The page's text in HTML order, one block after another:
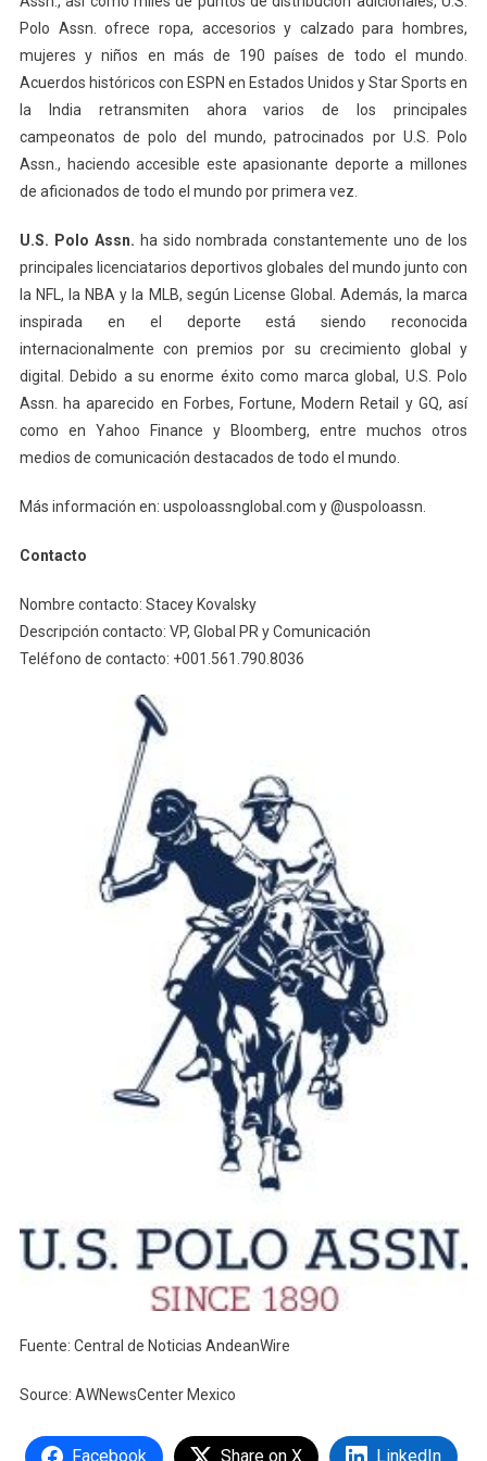
Polo Assn. ofrece ropa, accesorios y calzado para hombres,
mujeres y niños en más de 190 países de todo el mundo.
Acuerdos históricos con ESPN en Estados Unidos y Star Sports en
la India retransmiten ahora varios de los principales
campeonatos de polo del mundo, patrocinados por U.S. Polo
Assn., haciendo accesible este apasionante deporte a millones
de aficionados de todo el mundo por primera vez.
U.S. Polo Assn. ha sido nombrada constantemente uno de los
principales licenciatarios deportivos globales del mundo junto con
la NFL, la NBA y la MLB, según License Global. Además, la marca
inspirada en el deporte está siendo reconocida
internacionalmente con premios por su crecimiento global y
digital. Debido a su enorme éxito como marca global, U.S. Polo
Assn. ha aparecido en Forbes, Fortune, Modern Retail y GQ, así
como en Yahoo Finance y Bloomberg, entre muchos otros
medios de comunicación destacados de todo el mundo.
Más información en: uspoloassnglobal.com y @uspoloassn.
Contacto
Nombre contacto: Stacey Kovalsky
Descripción contacto: VP, Global PR y Comunicación
Teléfono de contacto: +001.561.790.8036
Fuente: Central de Noticias AndeanWire
Source: AWNewsCenter Mexico
Facebook Share on X LinkedIn